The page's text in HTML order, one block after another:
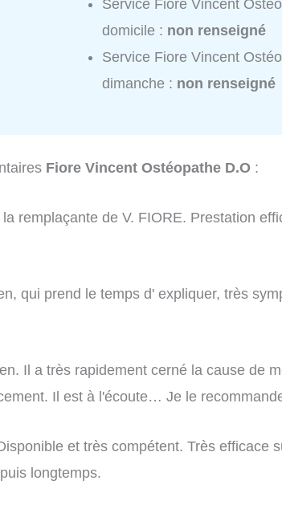
Service Fiore Vincent
domicile : non renseigné
Service Fiore Vincent
dimanche : non renseigné
Fiore Vincent Ostéopathe D.O :
remplaçante de V. FIORE. Prestation
qui prend le temps d' expliquer, très
Il a très rapidement cerné la cause de
Il est à l'écoute… Je le
et très compétent. Très efficace
longtemps.